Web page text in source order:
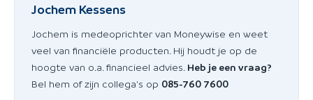
Jochem Kessens
Jochem is medeoprichter van Moneywise en weet
veel van financiële producten. Hij houdt je op de
hoogte van o.a. financieel advies. Heb je een vraag?
Bel hem of zijn collega's op 085-760 7600